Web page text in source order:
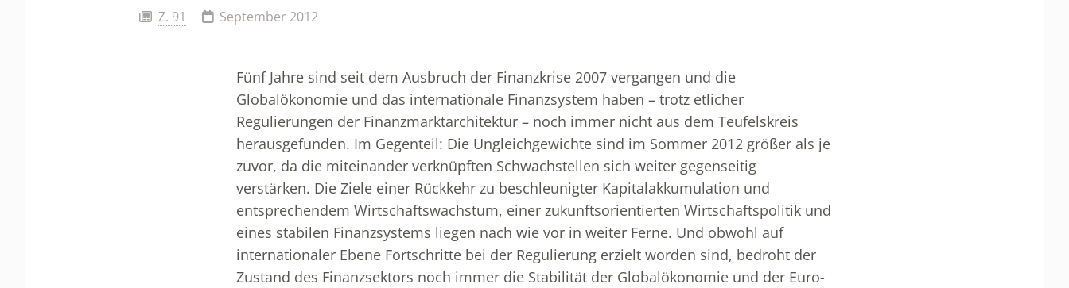
Z. 91
September 2012
Fünf Jahre sind seit dem Ausbruch der Finanzkrise 2007 vergangen und die
Globalökonomie und das internationale Finanzsystem haben – trotz etlicher
Regulierungen der Finanzmarktarchitektur – noch immer nicht aus dem Teufelskreis
herausgefunden. Im Gegenteil: Die Ungleichgewichte sind im Sommer 2012 größer als je
zuvor, da die miteinander verknüpften Schwachstellen sich weiter gegenseitig
verstärken. Die Ziele einer Rückkehr zu beschleunigter Kapitalakkumulation und
entsprechendem Wirtschaftswachstum, einer zukunftsorientierten Wirtschaftspolitik und
eines stabilen Finanzsystems liegen nach wie vor in weiter Ferne. Und obwohl auf
internationaler Ebene Fortschritte bei der Regulierung erzielt worden sind, bedroht der
Zustand des Finanzsektors noch immer die Stabilität der Globalökonomie und der Euro-